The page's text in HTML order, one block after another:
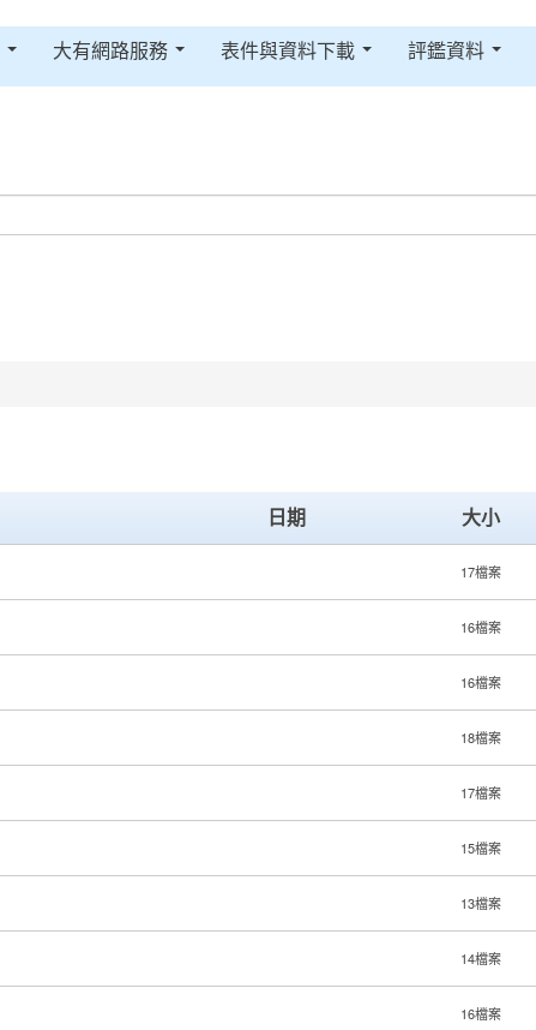
大有網路服務 表件與資料下載 評鑑資料
日期 大小
17檔案
16檔案
16檔案
18檔案
17檔案
15檔案
13檔案
14檔案
16檔案